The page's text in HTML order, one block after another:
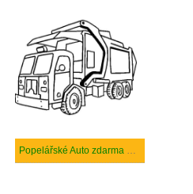
Popelářské Auto zdarma prostý